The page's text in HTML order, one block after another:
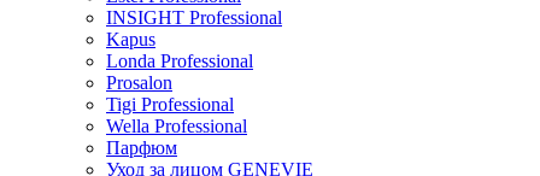
INSIGHT Professional
Kapus
Londa Professional
Prosalon
Tigi Professional
Wella Professional
Парфюм
Уход за лицом GENEVIE